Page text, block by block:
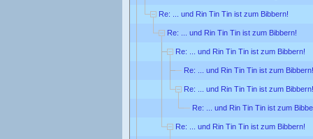
Re: ... und Rin Tin Tin ist zum Bibbern!
Re: ... und Rin Tin Tin ist zum Bibbern!
Re: ... und Rin Tin Tin ist zum Bibbern!
Re: ... und Rin Tin Tin ist zum Bibbern!
Re: ... und Rin Tin Tin ist zum Bibbern!
Re: ... und Rin Tin Tin ist zum
Re: ... und Rin Tin Tin ist zum Bibbern!